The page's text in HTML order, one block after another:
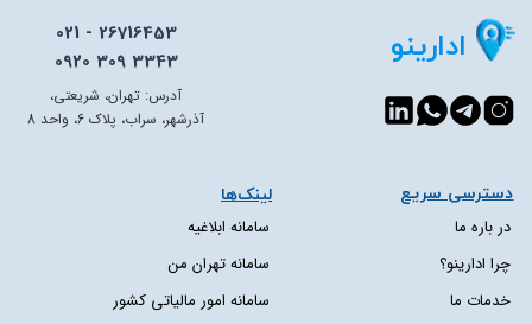
ادارینو
021 - 26716453
0920 309 3343
در باره ما
چرا ادارینو؟
خدمات ما
دسترسی سریع​​​​​​​ لینک‌ها
سامانه ابلاغیه
سامانه تهران من
سامانه امور مالیاتی کشور
آدرس: تهران، شریعتی،
آذرشهر، سراب، پلاک 6، واحد 8